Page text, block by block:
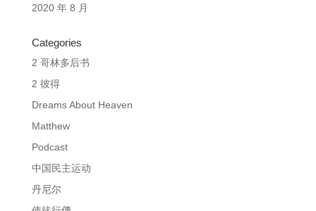
2020 年 8 月
Categories
2 哥林多后书
2 彼得
Dreams About Heaven
Matthew
Podcast
中国民主运动
丹尼尔